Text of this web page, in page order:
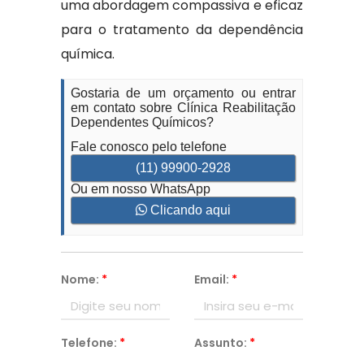
uma abordagem compassiva e eficaz
para o tratamento da dependência
química.
Gostaria de um orçamento ou entrar
em contato sobre Clínica Reabilitação
Dependentes Químicos?
Fale conosco pelo telefone
(11) 99900-2928
Ou em nosso WhatsApp
Clicando aqui
Nome: * Email: *
Telefone: * Assunto: *